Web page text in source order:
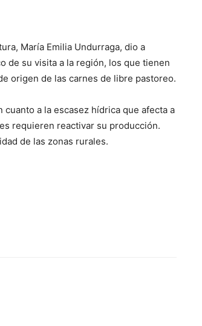
María Emilia Undurraga, dio a
de su visita a la región, los que tienen
origen de las carnes de libre pastoreo.
a la escasez hídrica que afecta a
requieren reactivar su producción.
de las zonas rurales.